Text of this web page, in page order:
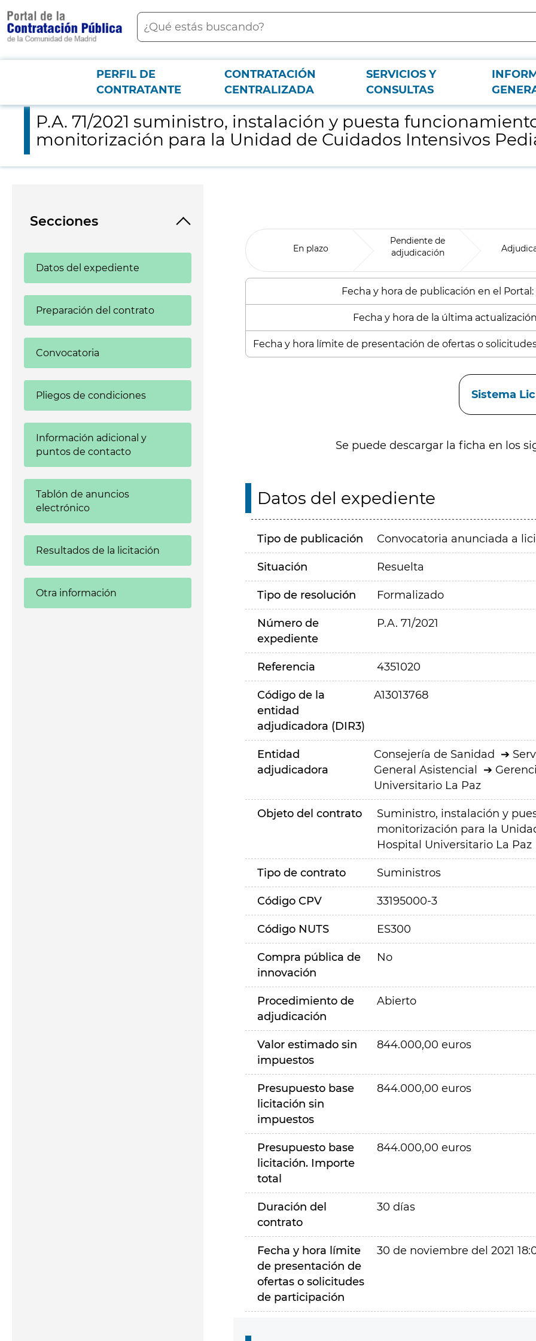
contenido
principal
Buscar
Menú PCON
PERFIL DE
CONTRATANTE
CONTRATACIÓN
CENTRALIZADA
SERVICIOS Y
CONSULTAS
P.A. 71/2021 suministro, instalación y puesta funcionamiento de un sistema de monitorización para la Unidad de Cuidados Intensivos
P.A. 71/2021 suministro, instalación y puesta
monitorización para la Unidad de Cuidados Intensivos
Secciones
Datos del expediente
Preparación del contrato
Convocatoria
Pliegos de condiciones
Información adicional y
puntos de contacto
Tablón de anuncios
electrónico
Resultados de la licitación
Otra información
En plazo
Pendiente de
adjudicación
Fecha y hora de publicación en el Portal:
Fecha y hora de la última
Fecha y hora límite de presentación de ofertas o
Sistema
Se puede descargar la ficha en los
Datos del expediente
Tipo de publicación Convocatoria anunciada a
Situación Resuelta
Tipo de resolución Formalizado
Número de
expediente
P.A. 71/2021
Referencia 4351020
Código de la
entidad
adjudicadora (DIR3)
A13013768
Entidad
adjudicadora
Consejería de Sanidad
General Asistencial
Universitario La Paz
Objeto del contrato
Suministro, instalación y
monitorización para la
Hospital Universitario La Paz
Tipo de contrato Suministros
Código CPV 33195000-3
Código NUTS ES300
Compra pública de
innovación
No
Procedimiento de
adjudicación
Abierto
Valor estimado sin
impuestos
844.000,00 euros
Presupuesto base
licitación sin
impuestos
844.000,00 euros
Presupuesto base
licitación. Importe
total
844.000,00 euros
Duración del
contrato
30 días
Fecha y hora límite
de presentación de
ofertas o solicitudes
de participación
30 de noviembre del 2021